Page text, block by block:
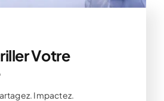
Votre
Impactez.